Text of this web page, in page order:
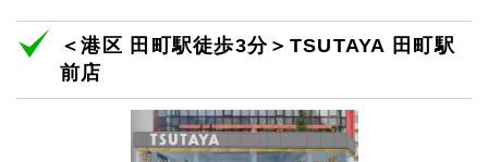
＜港区 田町駅徒歩3分＞TSUTAYA 田町駅
前店